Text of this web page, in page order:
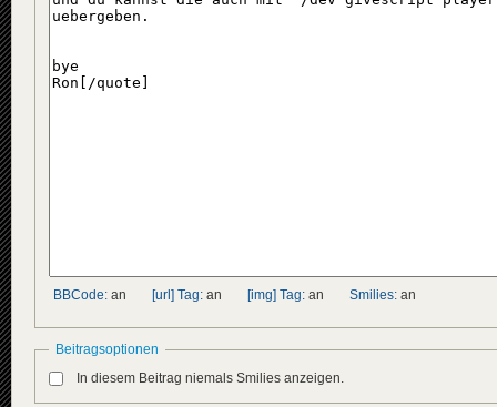
BBCode: an [url] Tag: an [img] Tag: an Smilies: an
Beitragsoptionen
In diesem Beitrag niemals Smilies anzeigen.